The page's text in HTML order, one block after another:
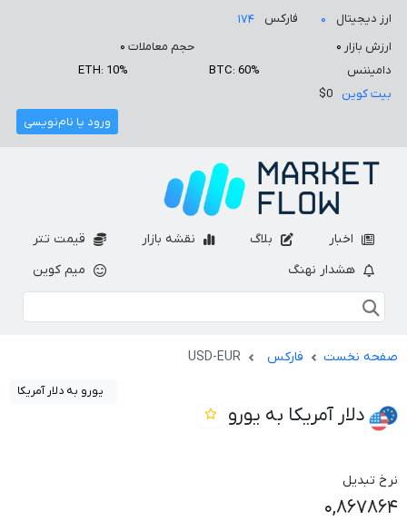
ارز دیجیتال ۰ فارکس
۱۷۴
ارزش بازار ۰ حجم معاملات ۰
دامیننس
BTC: 60%
ETH: 10%
بیت کوین
$0
ورود یا نام‌نویسی
اخبار بلاگ نقشه بازار
قیمت تتر
هشدار نهنگ
میم کوین
صفحه نخست فارکس USD-EUR
یورو به دلار آمریکا
دلار آمریکا به یورو
نرخ تبدیل
۰,۸۶۷۸۶۴